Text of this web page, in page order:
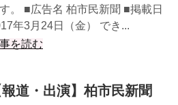
。 ■広告名 柏市民新聞 ■掲載日
年3月24日（金） でき...
を読む
報道・出演】柏市民新聞